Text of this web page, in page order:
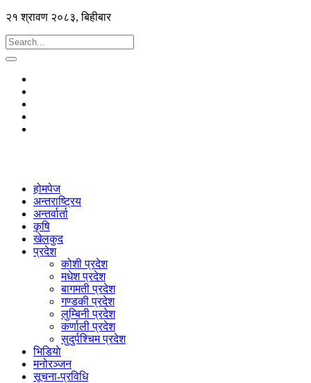
२१ श्रावण २०८३, बिहीबार
होमपेज
अन्तराष्ट्रिय
अन्तर्वार्ता
कृषि
खेलकुद
प्रदेश
कोशी प्रदेश
मधेश प्रदेश
बागमती प्रदेश
गण्डकी प्रदेश
लुम्बिनी प्रदेश
कर्णाली प्रदेश
सुदुर्पश्चिम प्रदेश
भिडियाे
मनोरञ्जन
सूचना-प्रविधि